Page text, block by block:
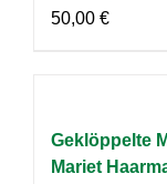
50,00 €
Geklöppelte
Mariet